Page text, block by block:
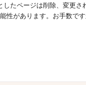
したページは削除、変更
性があります。お手数で